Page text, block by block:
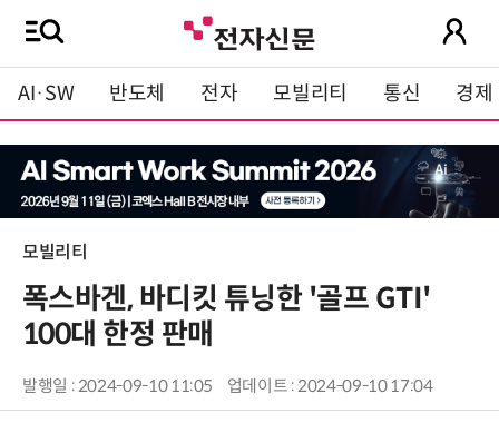
AI·SW 반도체 전자 모빌리티 통신 경제
모빌리티
폭스바겐, 바디킷 튜닝한 '골프 GTI'
100대 한정 판매
발행일 : 2024-09-10 11:05 업데이트 : 2024-09-10 17:04